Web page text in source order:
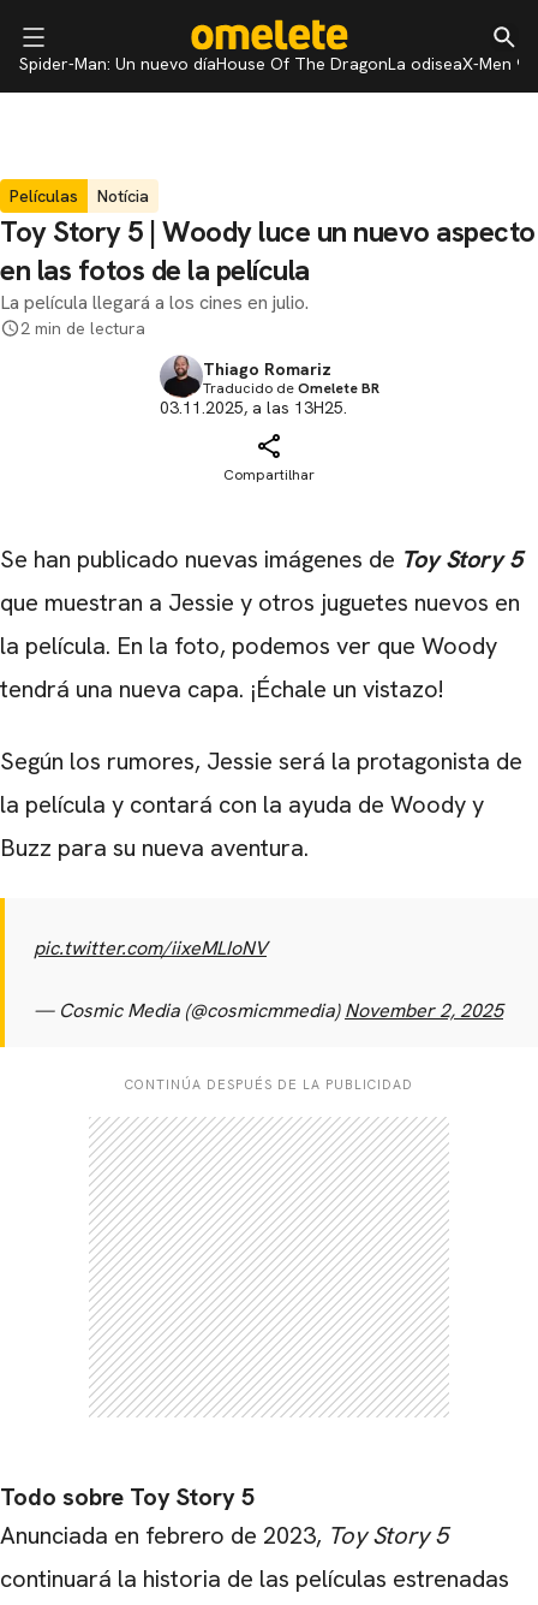
Spider-Man: Un nuevo díaHouse Of The DragonLa odiseaX-Men 97
Películas Notícia
Toy Story 5 | Woody luce un nuevo aspecto
en las fotos de la película
La película llegará a los cines en julio.
2 min de lectura
Thiago Romariz
Traducido deOmelete BR
03.11.2025, a las 13H25.
Compartilhar
Se han publicado nuevas imágenes de Toy Story 5
que muestran a Jessie y otros juguetes nuevos en
la película. En la foto, podemos ver que Woody
tendrá una nueva capa. ¡Échale un vistazo!
Según los rumores, Jessie será la protagonista de
la película y contará con la ayuda de Woody y
Buzz para su nueva aventura.
pic.twitter.com/iixeMLIoNV
— Cosmic Media (@cosmicmmedia)November 2, 2025
CONTINÚA DESPUÉS DE LA PUBLICIDAD
Todo sobre Toy Story 5
Anunciada en febrero de 2023, Toy Story 5
continuará la historia de las películas estrenadas